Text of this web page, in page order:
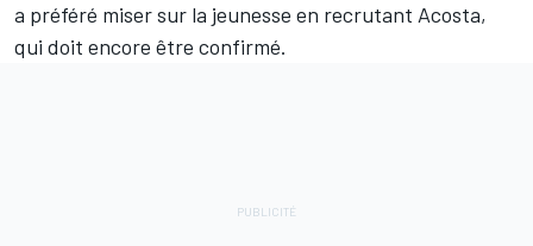
a préféré miser sur la jeunesse en recrutant Acosta,
qui doit encore être confirmé.